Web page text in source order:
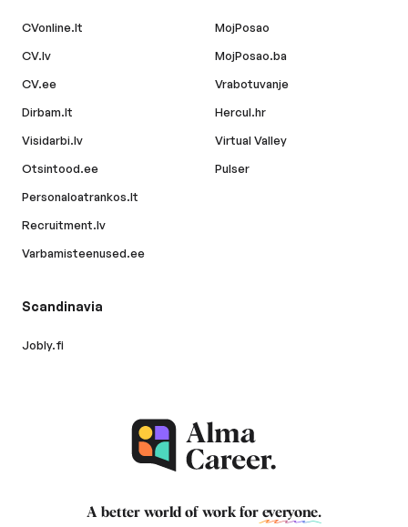
CVonline.lt
CV.lv
CV.ee
Dirbam.lt
Visidarbi.lv
Otsintood.ee
Personaloatrankos.lt
Recruitment.lv
Varbamisteenused.ee
MojPosao
MojPosao.ba
Vrabotuvanje
Hercul.hr
Virtual Valley
Pulser
Scandinavia
Jobly.fi
A better world of work for everyone.